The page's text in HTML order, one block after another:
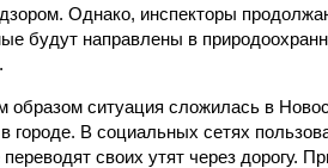
Однако, инспекторы
будут направлены в
образом ситуация сложилась в
городе. В социальных сетях
своих утят через дорогу.